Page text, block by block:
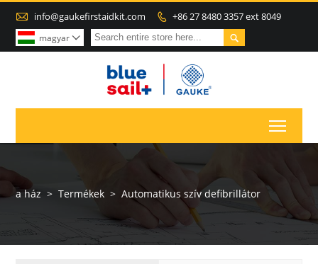
 info@gaukefirstaidkit.com  +86 27 8480 3357 ext 8049

magyar 
a ház > Termékek > Automatikus szív defibrillátor